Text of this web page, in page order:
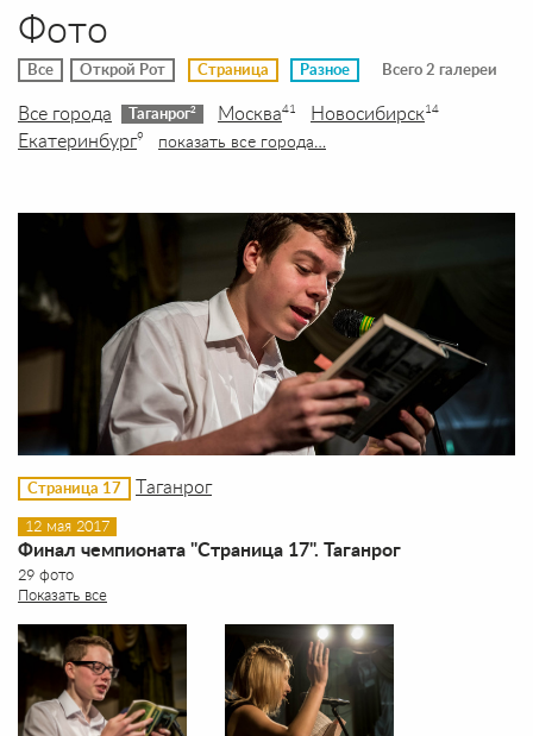
Фото
Все Открой Рот Страница Разное Всего 2 галереи
Все города Таганрог2 Москва41 Новосибирск14
Екатеринбург9 показать все города…
Страница 17 Таганрог
12 мая 2017
Финал чемпионата "Страница 17". Таганрог
29 фото
Показать все